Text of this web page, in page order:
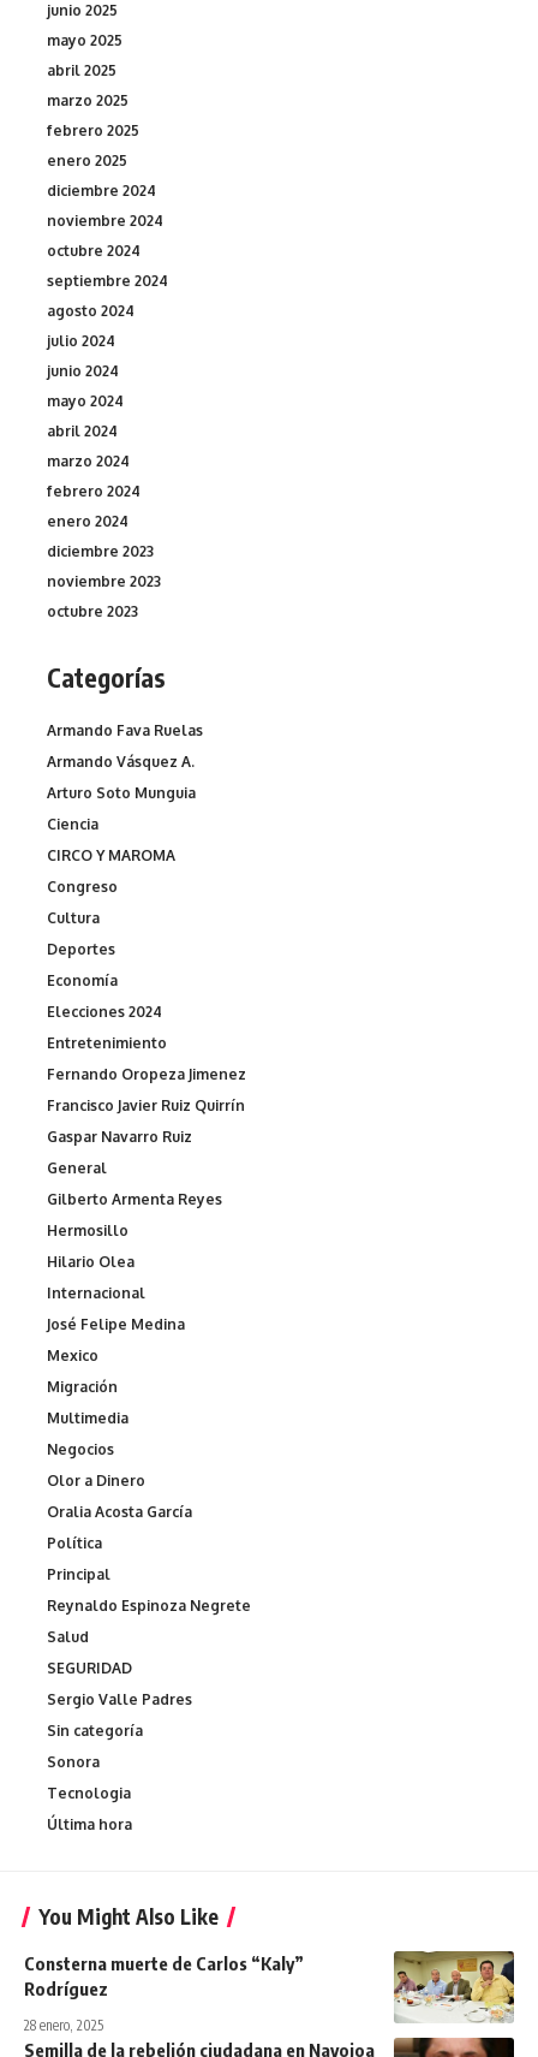
junio 2025
mayo 2025
abril 2025
marzo 2025
febrero 2025
enero 2025
diciembre 2024
noviembre 2024
octubre 2024
septiembre 2024
agosto 2024
julio 2024
junio 2024
mayo 2024
abril 2024
marzo 2024
febrero 2024
enero 2024
diciembre 2023
noviembre 2023
octubre 2023
Categorías
Armando Fava Ruelas
Armando Vásquez A.
Arturo Soto Munguia
Ciencia
CIRCO Y MAROMA
Congreso
Cultura
Deportes
Economía
Elecciones 2024
Entretenimiento
Fernando Oropeza Jimenez
Francisco Javier Ruiz Quirrín
Gaspar Navarro Ruiz
General
Gilberto Armenta Reyes
Hermosillo
Hilario Olea
Internacional
José Felipe Medina
Mexico
Migración
Multimedia
Negocios
Olor a Dinero
Oralia Acosta García
Política
Principal
Reynaldo Espinoza Negrete
Salud
SEGURIDAD
Sergio Valle Padres
Sin categoría
Sonora
Tecnologia
Última hora
You Might Also Like
Consterna muerte de Carlos “Kaly”
Rodríguez
28 enero, 2025
Semilla de la rebelión ciudadana en Navojoa